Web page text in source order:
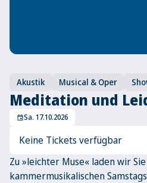
Akustik Musical & Oper
Meditation und
eventSa. 17.10.2026
Keine Tickets verfügbar
Zu »leichter Muse« laden wir
kammermusikalischen